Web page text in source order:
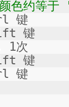
色约等于
键
键
次
键
键